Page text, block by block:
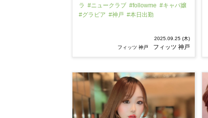
ラ #ニュークラブ #followme #キャバ嬢
#グラビア #神戸 #本日出勤
2025.09.25 (木)
フィッツ 神戸
フィッツ 神戸